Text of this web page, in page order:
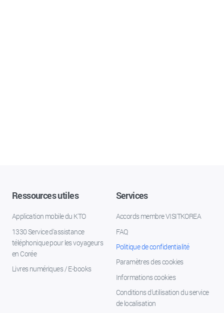
Ressources utiles
Application mobile du KTO
1330 Service d'assistance
téléphonique pour les voyageurs
en Corée
Livres numériques / E-books
Services
Accords membre VISITKOREA
FAQ
Politique de confidentialité
Paramètres des cookies
Informations cookies
Conditions d’utilisation du service
de localisation